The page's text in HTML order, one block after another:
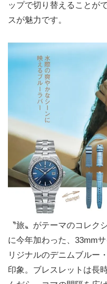
ップで切り替えることが
スが魅力です。
〝旅〟がテーマのコレク
に今年加わった、33mm
リジナルのデニムブルー
印象。ブレスレットは長